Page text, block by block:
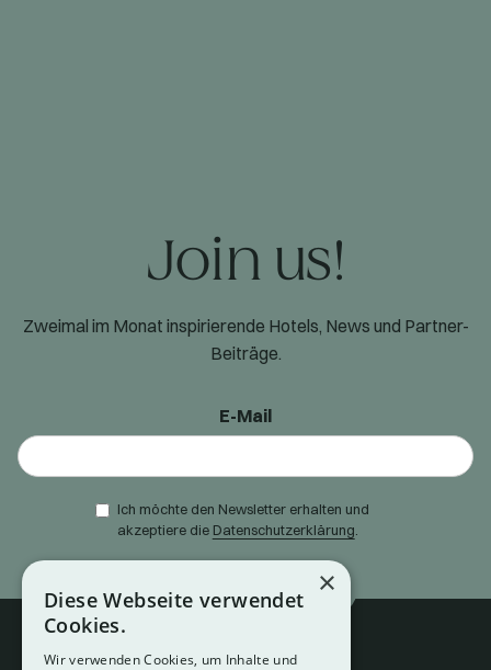
Join us!
Zweimal im Monat inspirierende Hotels, News und Partner-
Beiträge.
E-Mail
Ich möchte den Newsletter erhalten und
akzeptiere die Datenschutzerklärung
×
Diese Webseite verwendet
Cookies.
Wir verwenden Cookies, um Inhalte und